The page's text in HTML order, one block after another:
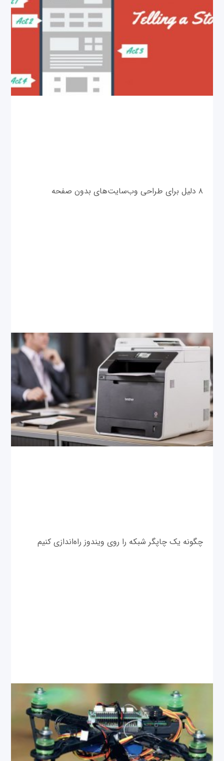
۸ دلیل برای طراحی وب‌سایت‌های بدون صفحه
چگونه یک چاپگر شبکه را روی ویندوز راه‌اندازی کنیم